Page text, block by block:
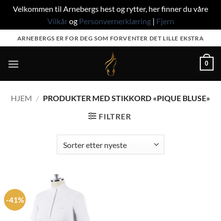
Velkommen til Arnebergs hest og rytter, her finner du våre
Vilkårog Personvernerklæring| Fjern
to
content
ARNEBERGS ER FOR DEG SOM FORVENTER DET LILLE EKSTRA
0
HJEM / PRODUKTER MED STIKKORD «PIQUE BLUSE»
FILTRER
-41%